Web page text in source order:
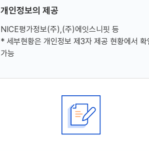
개인정보의 제공
NICE평가정보(주),(주)에잇스니핏 등
* 세부현황은 개인정보 제3자 제공 현황에서 확
가능